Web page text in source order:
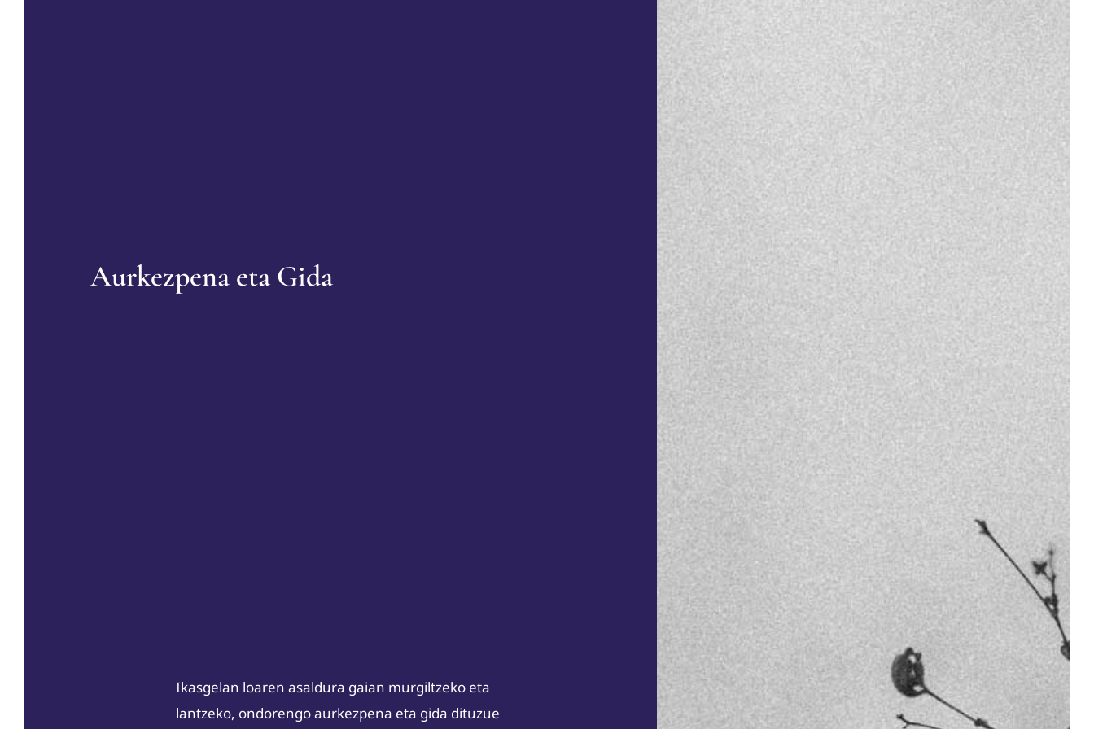
Aurkezpena eta Gida
Ikasgelan loaren asaldura gaian murgiltzeko eta
lantzeko, ondorengo aurkezpena eta gida dituzue